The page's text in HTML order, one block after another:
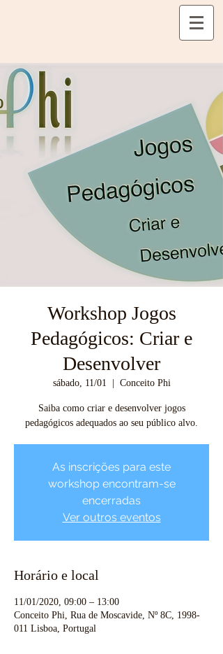
Workshop Jogos
Pedagógicos: Criar e
Desenvolver
sábado, 11/01 Conceito Phi
Saiba como criar e desenvolver jogos
pedagógicos adequados ao seu público alvo.
As inscrições para este
workshop encontram-se
encerradas
Ver outros eventos
Horário e local
11/01/2020, 09:00 – 13:00
Conceito Phi, Rua de Moscavide, Nº 8C, 1998-
011 Lisboa, Portugal